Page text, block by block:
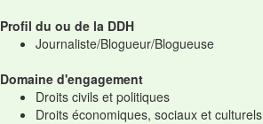
Profil du ou de la DDH
Journaliste/Blogueur/Blogueuse
Domaine d'engagement
Droits civils et politiques
Droits économiques, sociaux et culturels